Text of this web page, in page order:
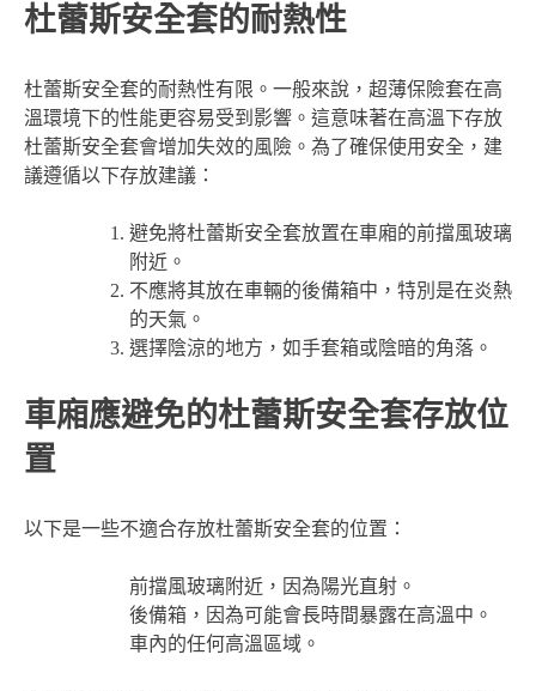
杜蕾斯安全套的耐熱性
杜蕾斯安全套的耐熱性有限。一般來說，超薄保險套在高
溫環境下的性能更容易受到影響。這意味著在高溫下存放
杜蕾斯安全套會增加失效的風險。為了確保使用安全，建
議遵循以下存放建議：
避免將杜蕾斯安全套放置在車廂的前擋風玻璃
附近。
不應將其放在車輛的後備箱中，特別是在炎熱
的天氣。
選擇陰涼的地方，如手套箱或陰暗的角落。
車廂應避免的杜蕾斯安全套存放位
置
以下是一些不適合存放杜蕾斯安全套的位置：
前擋風玻璃附近，因為陽光直射。
後備箱，因為可能會長時間暴露在高溫中。
車內的任何高溫區域。